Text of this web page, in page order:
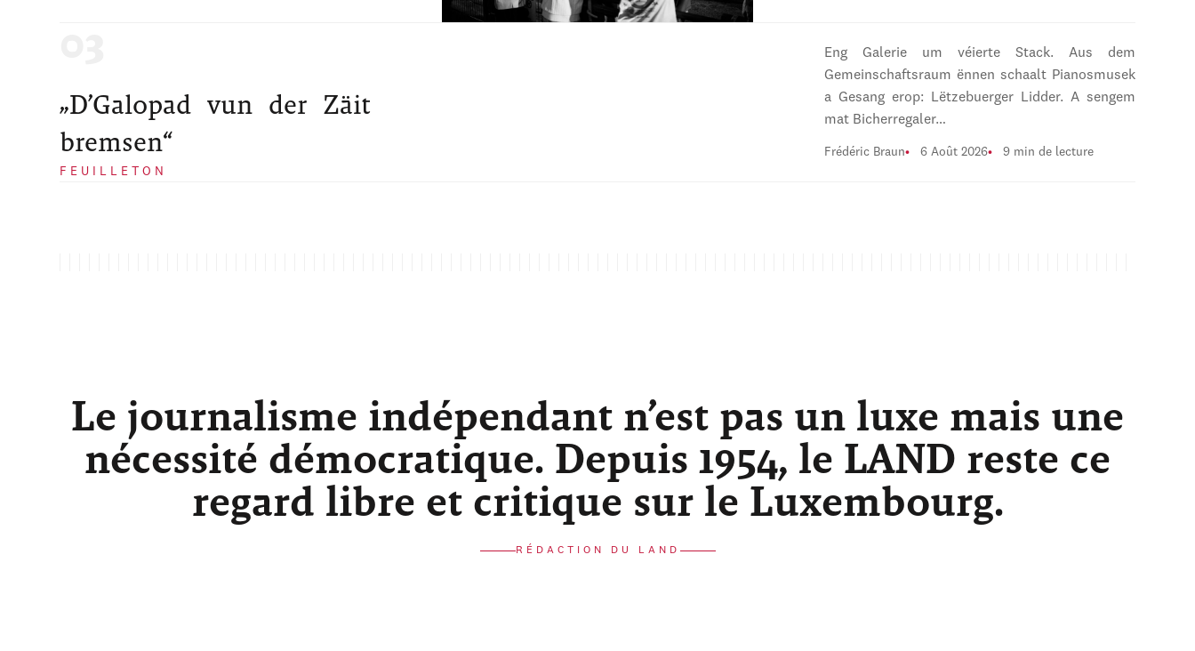
„D’Galopad vun der Zäit
bremsen“
FEUILLETON
Eng Galerie um véierte Stack. Aus dem
Gemeinschaftsraum ënnen schaalt Pianosmusek
a Gesang erop: Lëtzebuerger Lidder. A sengem
mat Bicherregaler…
Frédéric Braun 6 Août 2026 9 min de lecture
Le journalisme indépendant n’est pas un luxe mais une
nécessité démocratique. Depuis 1954, le LAND reste ce
regard libre et critique sur le Luxembourg.
RÉDACTION DU LAND